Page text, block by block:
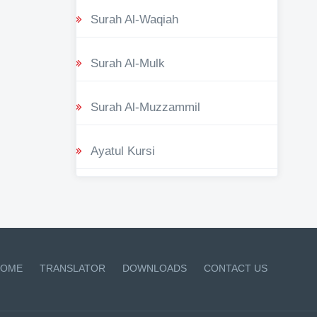
Surah Al-Waqiah
Surah Al-Mulk
Surah Al-Muzzammil
Ayatul Kursi
TRANSLATOR DOWNLOADS CONTACT US